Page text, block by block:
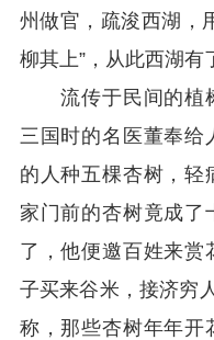
州做官，疏浚西湖，
柳其上”，从此西湖有
流传于民间的植树
三国时的名医董奉给
的人种五棵杏树，轻
家门前的杏树竟成了
了，他便邀百姓来赏
子买来谷米，接济穷
称，那些杏树年年开